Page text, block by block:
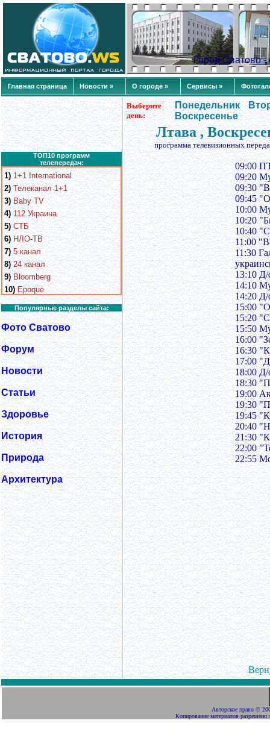
Город Сватово
Главная страница Новости » О городе » Сервисы »
ТОП10 программ
телепередач:
1) 1+1 International
2) Телеканал 1+1
3) Baby TV
4) 112 Украина
5) СТБ
6) НЛО-ТВ
7) 5 канал
8) 24 канал
9) Bloomberg
10) Epoque
Популярные разделы сайта:
Фото Сватово
Форум
Новости
Статьи
Здоровье
История
Природа
Архитектура
Выберите
день:
Понедельник
Воскресенье
Лтава ,
программа телевизионных
09:00
09:20
09:30
09:45
10:00
10:20
10:40
11:00
11:30
13:10
14:10
14:20
15:00
15:20
15:50
16:00
16:30
17:00
18:00
18:30
19:00
19:30
19:45
20:40
21:30
22:00
22:55
Авторское право ©
Копирование материалов